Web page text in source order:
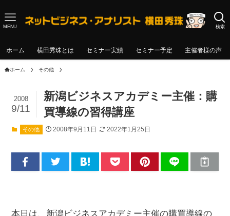
検索
MENU
ホーム 横田秀珠とは セミナー実績 セミナー予定 主催者様の声
ホーム その他
新潟ビジネスアカデミー主催：購
買導線の習得講座
2008
9/11
その他 2008年9月11日 2022年1月25日
本日は、新潟ビジネスアカデミー主催の購買導線の